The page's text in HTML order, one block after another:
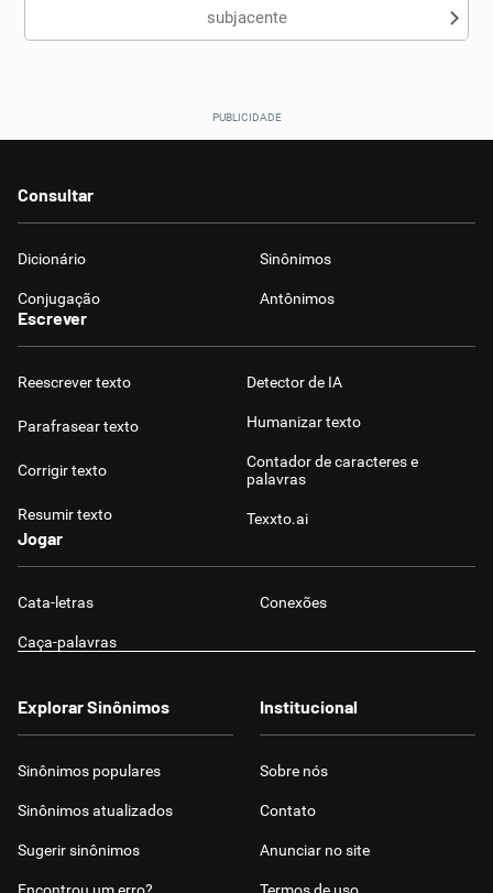
subjacente
Consultar
Dicionário Sinônimos
Conjugação Antônimos
Escrever
Reescrever texto
Parafrasear texto
Corrigir texto
Resumir texto
Detector de IA
Humanizar texto
Contador de caracteres e
palavras
Texxto.ai
Jogar
Cata-letras Conexões
Caça-palavras
Explorar Sinônimos
Sinônimos populares
Sinônimos atualizados
Sugerir sinônimos
Institucional
Sobre nós
Contato
Anunciar no site